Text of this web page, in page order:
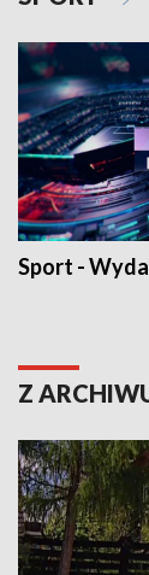
Sport -
Z